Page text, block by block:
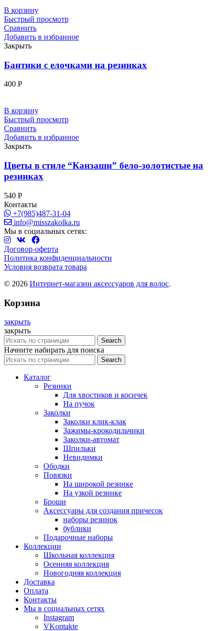
В корзину
Быстрый просмотр
Сравнить
Добавить в избранное
Закрыть
Бантики с елочками на резинках
400 Р
В корзину
Быстрый просмотр
Сравнить
Добавить в избранное
Закрыть
Цветы в стиле “Канзаши” бело-золотистые на
резинках
540 Р
Контакты
+7(985)487-31-04
info@misszakolka.ru
Мы в социальных сетях:
Договор-оферта
Политика конфиденциальности
Условия возврата товара
© 2026 Интернет-магазин аксессуаров для волос.
Корзина
закрыть
закрыть
Search
Начните набирать для поиска
Search
Каталог
Резинки
Для хвостиков и косичек
На пучок
Заколки
Заколки клик-клак
Зажимы-крокодильчики
Заколки-автомат
Шпильки
Невидимки
Ободки
Повязки
На широкой резинке
На узкой резинке
Броши
Аксессуары для создания причесок
наборы резинок
бублики
Подарочные наборы
Коллекции
Школьная коллекция
Осенняя коллекция
Новогодняя коллекция
Доставка
Оплата
Контакты
Мы в социальных сетях
Instagram
VKontakte